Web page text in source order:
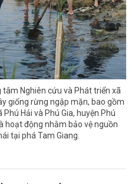
Nghiên cứu và Phát triển xã
giống rừng ngập mặn, bao gồm
Hải và Phú Gia, huyện Phú
hoạt động nhằm bảo vệ nguồn
tại phá Tam Giang.